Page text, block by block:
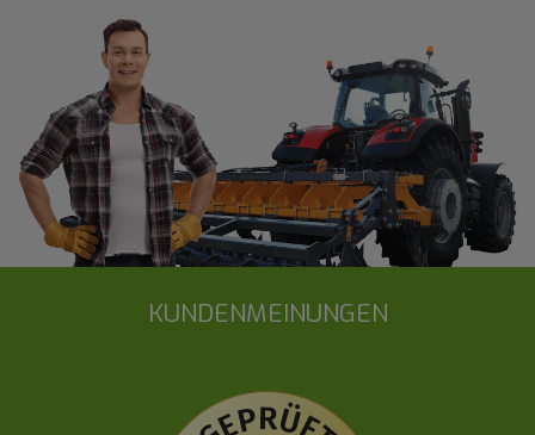
KUNDENMEINUNGEN